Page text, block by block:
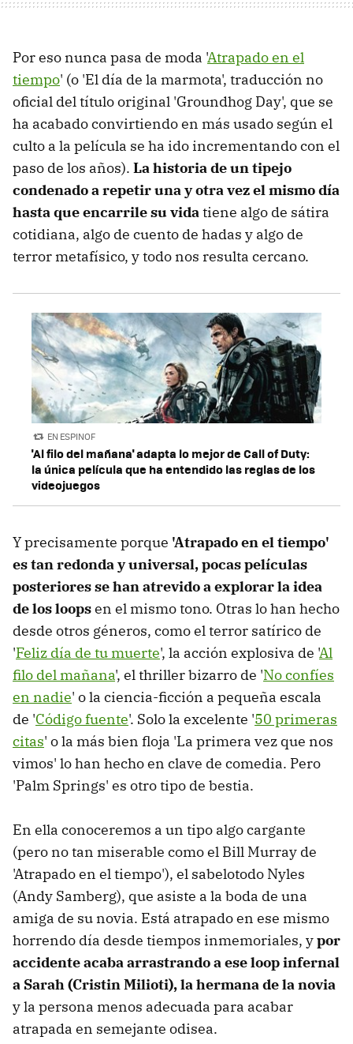
Por eso nunca pasa de moda 'Atrapado en el
tiempo' (o 'El día de la marmota', traducción no
oficial del título original 'Groundhog Day', que se
ha acabado convirtiendo en más usado según el
culto a la película se ha ido incrementando con el
paso de los años). La historia de un tipejo
condenado a repetir una y otra vez el mismo día
hasta que encarrile su vidatiene algo de sátira
cotidiana, algo de cuento de hadas y algo de
terror metafísico, y todo nos resulta cercano.
EN ESPINOF
'Al filo del mañana' adapta lo mejor de Call of Duty:
la única película que ha entendido las reglas de los
videojuegos
Y precisamente porque 'Atrapado en el tiempo'
es tan redonda y universal, pocas películas
posteriores se han atrevido a explorar la idea
de los loopsen el mismo tono. Otras lo han hecho
desde otros géneros, como el terror satírico de
'Feliz día de tu muerte', la acción explosiva de 'Al
filo del mañana', el thriller bizarro de 'No confíes
en nadie' o la ciencia-ficción a pequeña escala
de 'Código fuente'. Solo la excelente '50 primeras
citas' o la más bien floja 'La primera vez que nos
vimos' lo han hecho en clave de comedia. Pero
'Palm Springs' es otro tipo de bestia.
En ella conoceremos a un tipo algo cargante
(pero no tan miserable como el Bill Murray de
'Atrapado en el tiempo'), el sabelotodo Nyles
(Andy Samberg), que asiste a la boda de una
amiga de su novia. Está atrapado en ese mismo
horrendo día desde tiempos inmemoriales, ypor
accidente acaba arrastrando a ese loop infernal
a Sarah (Cristin Milioti), la hermana de la novia
y la persona menos adecuada para acabar
atrapada en semejante odisea.